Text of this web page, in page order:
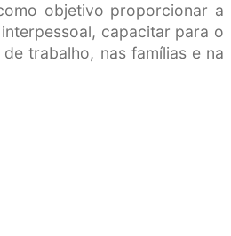
objetivo proporcionar a
capacitar para o
trabalho, nas famílias e na